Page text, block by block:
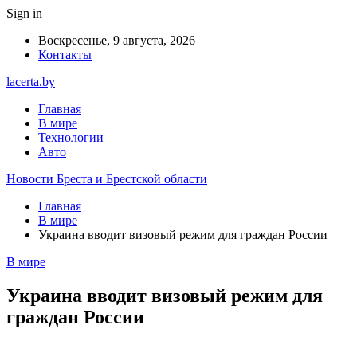
Sign in
Воскресенье, 9 августа, 2026
Контакты
lacerta.by
Главная
В мире
Технологии
Авто
Новости Бреста и Брестской области
Главная
В мире
Украина вводит визовый режим для граждан России
В мире
Украина вводит визовый режим для
граждан России